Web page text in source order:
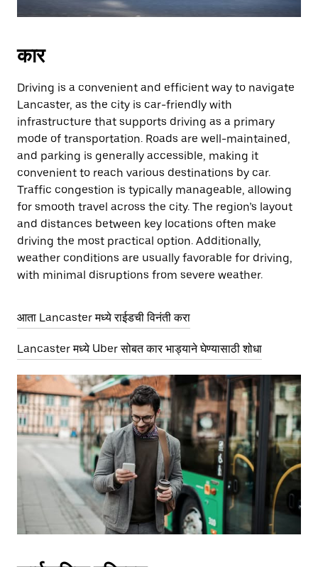
कार
Driving is a convenient and efficient way to navigate
Lancaster, as the city is car-friendly with
infrastructure that supports driving as a primary
mode of transportation. Roads are well-maintained,
and parking is generally accessible, making it
convenient to reach various destinations by car.
Traffic congestion is typically manageable, allowing
for smooth travel across the city. The region’s layout
and distances between key locations often make
driving the most practical option. Additionally,
weather conditions are usually favorable for driving,
with minimal disruptions from severe weather.
आता Lancaster मध्ये राईडची विनंती करा
Lancaster मध्ये Uber सोबत कार भाड्याने घेण्यासाठी शोधा